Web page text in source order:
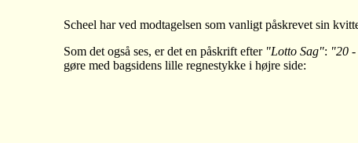
Scheel har ved modtagelsen som vanligt påskrevet sin
Som det også ses, er det en påskrift efter "Lotto Sag": "20
gøre med bagsidens lille regnestykke i højre side: